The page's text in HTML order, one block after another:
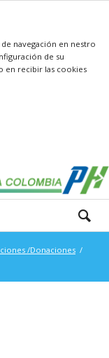
navegación en nestro
de su
en recibir las cookies
/Donaciones